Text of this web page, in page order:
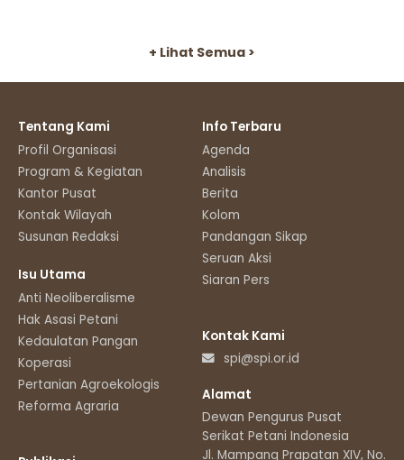
+ Lihat Semua >
Tentang Kami
Profil Organisasi
Program & Kegiatan
Kantor Pusat
Kontak Wilayah
Susunan Redaksi
Isu Utama
Anti Neoliberalisme
Hak Asasi Petani
Kedaulatan Pangan
Koperasi
Pertanian Agroekologis
Reforma Agraria
Info Terbaru
Agenda
Analisis
Berita
Kolom
Pandangan Sikap
Seruan Aksi
Siaran Pers
Kontak Kami
spi@spi.or.id
Alamat
Dewan Pengurus Pusat
Serikat Petani Indonesia
Jl. Mampang Prapatan XIV, No.11